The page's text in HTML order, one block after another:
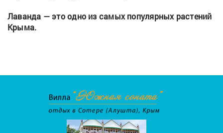
Лаванда — это одно из самых популярных растений
Крыма.